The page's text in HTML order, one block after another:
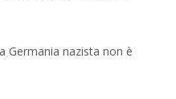
Germania nazista non è